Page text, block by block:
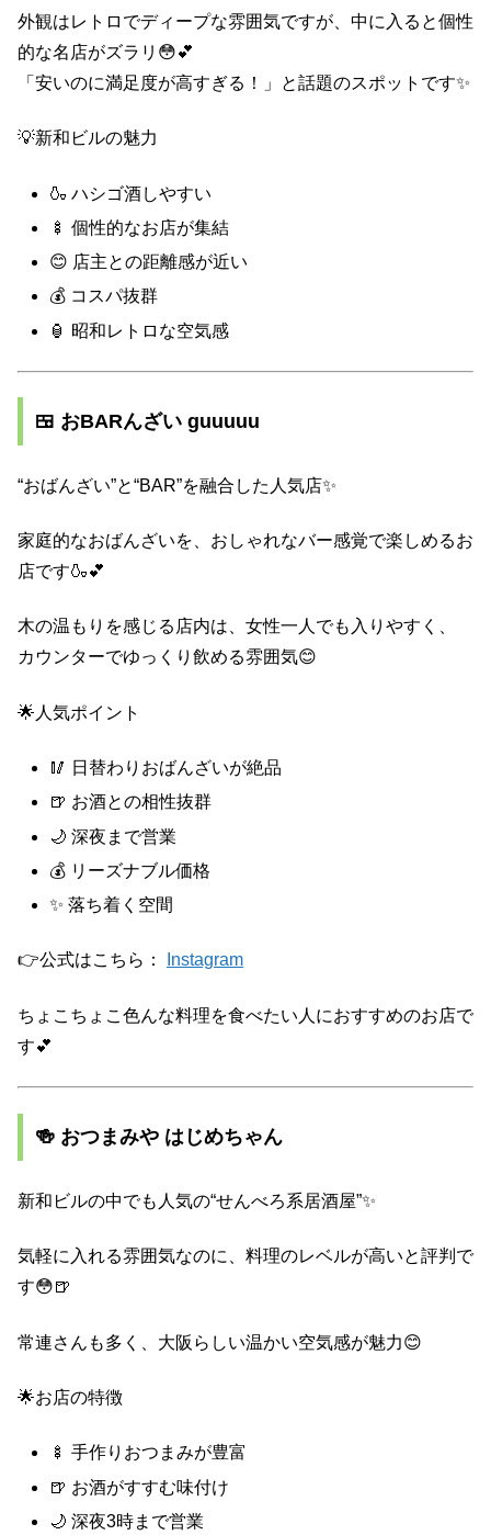
外観はレトロでディープな雰囲気ですが、中に入ると個性
的な名店がズラリ😳💕
「安いのに満足度が高すぎる！」と話題のスポットです✨
💡新和ビルの魅力
🍶 ハシゴ酒しやすい
🍢 個性的なお店が集結
😊 店主との距離感が近い
💰 コスパ抜群
🏮 昭和レトロな空気感
🍱 おBARんざい guuuuu
“おばんざい”と“BAR”を融合した人気店✨
家庭的なおばんざいを、おしゃれなバー感覚で楽しめるお
店です🍶💕
木の温もりを感じる店内は、女性一人でも入りやすく、
カウンターでゆっくり飲める雰囲気😊
🌟人気ポイント
🥢 日替わりおばんざいが絶品
🍺 お酒との相性抜群
🌙 深夜まで営業
💰 リーズナブル価格
✨ 落ち着く空間
👉公式はこちら： Instagram
ちょこちょこ色んな料理を食べたい人におすすめのお店で
す💕
🍻 おつまみや はじめちゃん
新和ビルの中でも人気の“せんべろ系居酒屋”✨
気軽に入れる雰囲気なのに、料理のレベルが高いと評判で
す😳🍺
常連さんも多く、大阪らしい温かい空気感が魅力😊
🌟お店の特徴
🍢 手作りおつまみが豊富
🍺 お酒がすすむ味付け
🌙 深夜3時まで営業